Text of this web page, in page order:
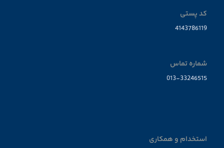
کد پستی
4143786119
شماره تماس
013-33246515
استخدام و همکاری